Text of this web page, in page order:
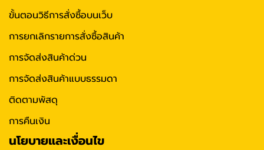
ขั้นตอนวิธีการสั่งซื้อบนเว็บ
การยกเลิกรายการสั่งซื้อสินค้า
การจัดส่งสินค้าด่วน
การจัดส่งสินค้าแบบธรรมดา
ติดตามพัสดุ
การคืนเงิน
นโยบายและเงื่อนไข